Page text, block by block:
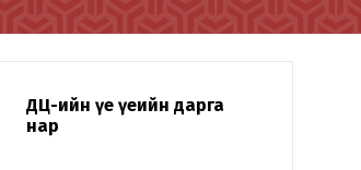
ДЦ-ийн үе үеийн дарга
нар